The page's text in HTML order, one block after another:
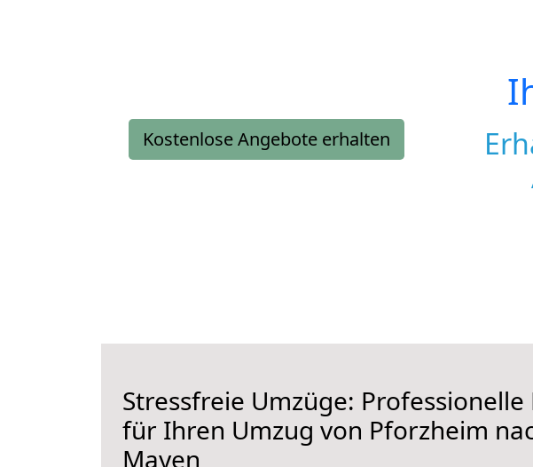
Kostenlose Angebote erhalten
Stressfreie Umzüge: Professionelle
für Ihren Umzug von Pforzheim
Mayen